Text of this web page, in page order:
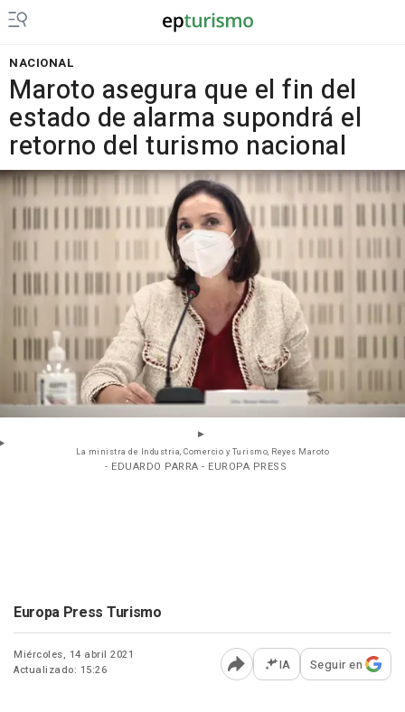
NACIONAL
Maroto asegura que el fin del
estado de alarma supondrá el
retorno del turismo nacional
La ministra de Industria, Comercio y Turismo, Reyes Maroto
- EDUARDO PARRA - EUROPA PRESS
Europa Press Turismo
Miércoles, 14 abril 2021
Actualizado: 15:26
Abrir opciones para
IA Seguir en